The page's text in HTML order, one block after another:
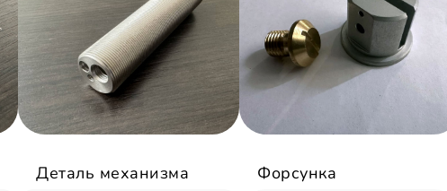
Деталь механизма Форсунка